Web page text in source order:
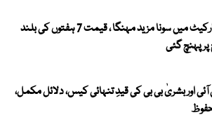
عالمی مارکیٹ میں سونا مزید مہنگا ، قیمت 7 ہفتوں کی بلند
پہنچ گئی
آئی اور بشریٰ بی بی کی قیدِ تنہائی کیس، دلائل مکمل،